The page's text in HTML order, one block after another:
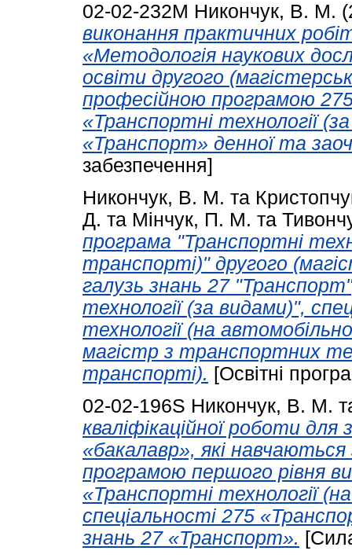
02-02-232М Никончук, В. М.
виконання практичних
«Методологія наукових
освіти другого
професійною програмою
«Транспортні технології
«Транспорт» денної та
забезпечення]
Никончук, В. М. та
Д. та Мінчук, П. М. та
програма "Транспортні
транспорті)" другого
галузь знань 27
технології (за видами)",
технології (на
магістр з транспортних
транспорті). [Освітні
02-02-196S Никончук, В. М.
кваліфікаційної роботи для
«бакалавр», які
програмою першого рівня
«Транспортні технології
спеціальності 275
знань 27 «Транспорт».